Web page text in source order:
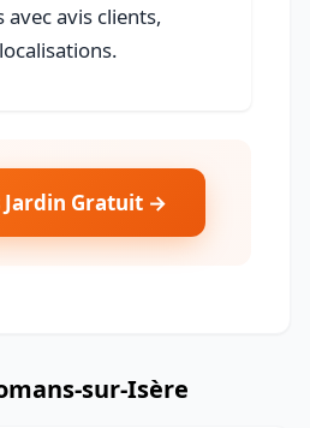
avis clients,
Jardin Gratuit →
sur-Isère